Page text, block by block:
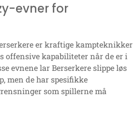
evner for
er kraftige kampteknikker
offensive kapabiliteter når de er i
evnene lar Berserkere slippe løs
men de har spesifikke
som spillerne må